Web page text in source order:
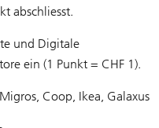
abschliesst.
und Digitale
ein (1 Punkt = CHF 1).
Coop, Ikea, Galaxus